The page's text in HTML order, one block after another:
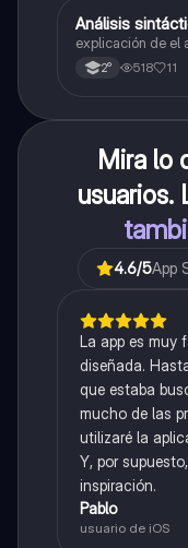
Lengua
Análisis
explicación de el
2° 518 11
Mira lo
4.6/5App
La app es muy
diseñada.
que estaba
mucho de las
utilizaré la
Y, por
inspiración.
Pablo
usuario de iOS